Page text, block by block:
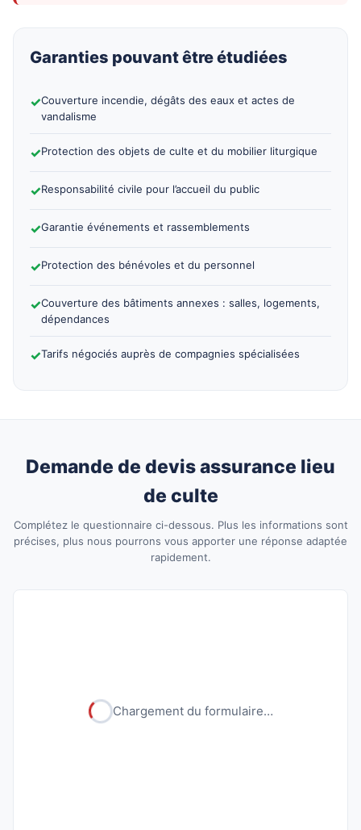
Garanties pouvant être étudiées
✓Couverture incendie, dégâts des eaux et actes de
vandalisme
✓Protection des objets de culte et du mobilier liturgique
✓Responsabilité civile pour l’accueil du public
✓Garantie événements et rassemblements
✓Protection des bénévoles et du personnel
✓Couverture des bâtiments annexes : salles, logements,
dépendances
✓Tarifs négociés auprès de compagnies spécialisées
Demande de devis assurance lieu
de culte
Complétez le questionnaire ci-dessous. Plus les informations sont
précises, plus nous pourrons vous apporter une réponse adaptée
rapidement.
Chargement du formulaire…